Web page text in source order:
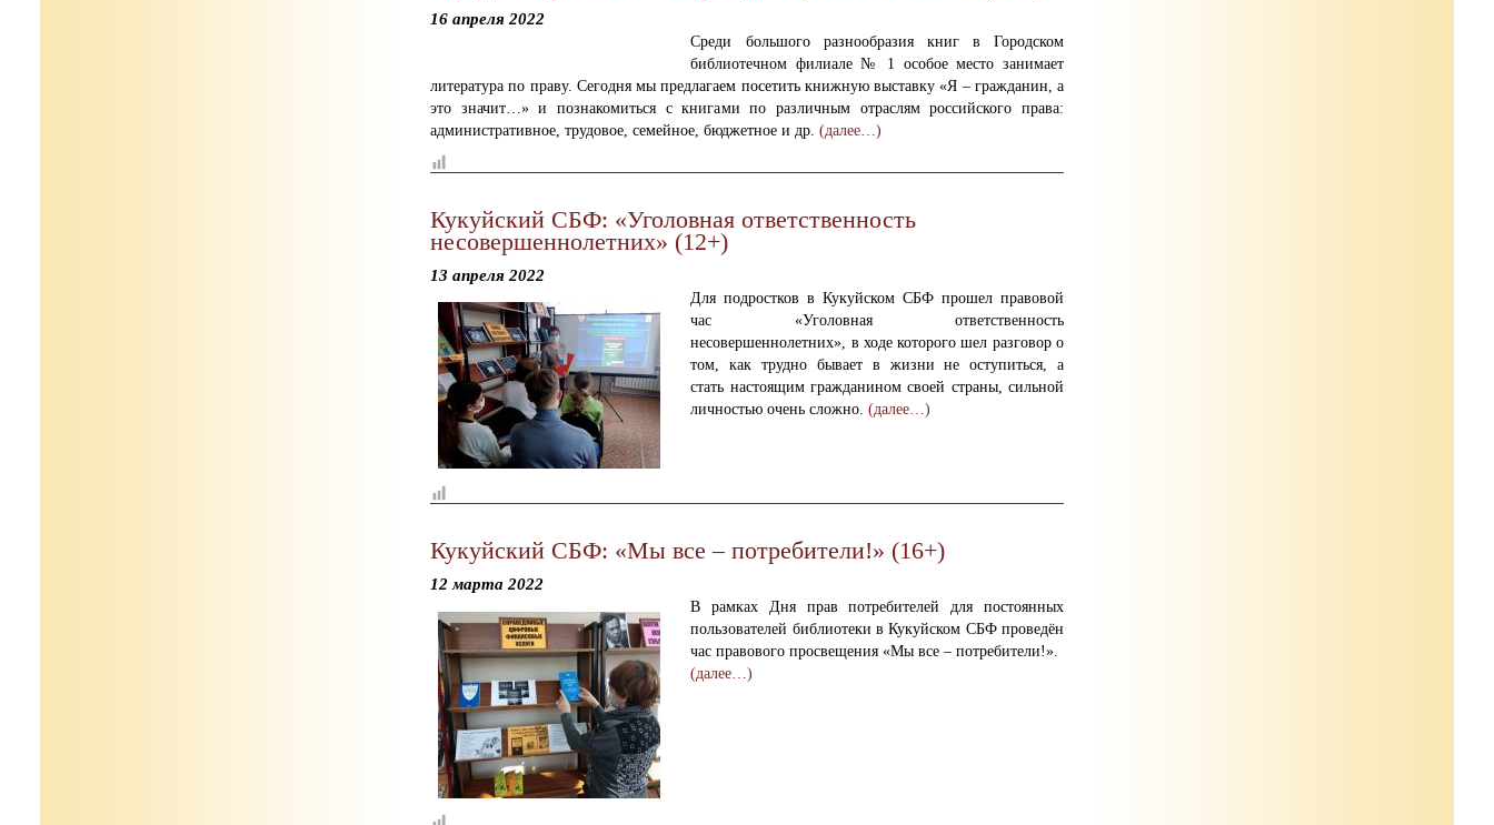
16 апреля 2022
Среди большого разнообразия книг в Городском
библиотечном филиале № 1 особое место занимает
литература по праву. Сегодня мы предлагаем посетить книжную выставку «Я – гражданин, а
это значит…» и познакомиться с книгами по различным отраслям российского права:
административное, трудовое, семейное, бюджетное и др. (далее…)
Кукуйский СБФ: «Уголовная ответственность
несовершеннолетних» (12+)
13 апреля 2022
Для подростков в Кукуйском СБФ прошел правовой
час «Уголовная ответственность
несовершеннолетних», в ходе которого шел разговор о
том, как трудно бывает в жизни не оступиться, а
стать настоящим гражданином своей страны, сильной
личностью очень сложно.(далее…)
Кукуйский СБФ: «Мы все – потребители!» (16+)
12 марта 2022
В рамках Дня прав потребителей для постоянных
пользователей библиотеки в Кукуйском СБФ проведён
час правового просвещения «Мы все – потребители!».
(далее…)